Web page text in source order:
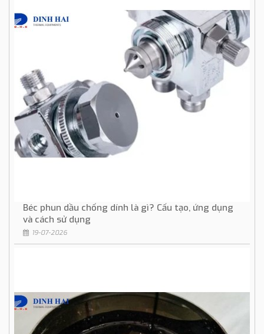
Béc phun dầu chống dính là gì? Cấu tạo, ứng dụng
và cách sử dụng
19-07-2026